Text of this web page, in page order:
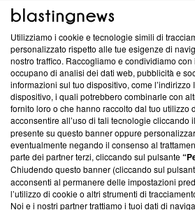
ABOUT
Questa sezione offre informazioni
News, sui nostri processi editoriali e su
creare news di qualità. Inoltre, afferma
‘Trust Project - News with Integrity’
ancora membro del programma, ma
parte; Trust Project non ha ancora
conformità agli standard.
Su di noi
Team editoriale
Utilizziamo i cookie e tecnologie simili di
personalizzato rispetto alle tue esigenze di
nostro traffico. Raccogliamo e condividiamo con
occupano di analisi dei dati web, pubblicità e
informazioni sul tuo dispositivo, come l’indirizzo
dispositivo, i quali potrebbero combinarle con
fornito loro o che hanno raccolto dal tuo utilizzo
acconsentire all’uso di tali tecnologie cliccando
presente su questo banner oppure
eventualmente negando il consenso al
parte dei partner terzi, cliccando sul pulsante
Chiudendo questo banner (cliccando sul
acconsenti al permanere delle impostazioni
l’utilizzo di cookie o altri strumenti di
Noi e i nostri partner trattiamo i tuoi dati di